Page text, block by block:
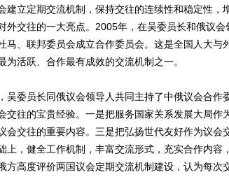
立定期交流机制，保持交往的连续性和稳定性，
外交往的一大亮点。2005年，在吴委员长和俄议
马、联邦委员会成立合作委员会。这是全国人大与
为活跃、合作最有成效的交流机制之一。
委员长同俄议会领导人共同主持了中俄议会合作
交往的宝贵经验。一是把服务国家关系发展大局作
会交往的重要内容。三是把弘扬世代友好作为议会
上，健全工作机制，丰富交流形式，充实合作内容
方高度评价两国议会定期交流机制建设，认为每次